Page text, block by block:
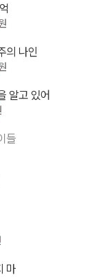
의 나인
알고 있어
들
마